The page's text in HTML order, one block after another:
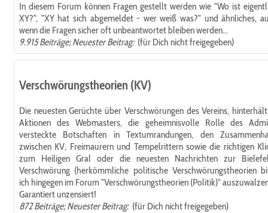
In diesem Forum können Fragen gestellt werden wie "Wo ist
XY?", "XY hat sich abgemeldet - wer weiß was?" und ähnliches,
wenn die Fragen sicher oft unbeantwortet bleiben werden...
9.915 Beiträge; Neuester Beitrag:(für Dich nicht freigegeben)
Verschwörungstheorien (KV)
Die neuesten Gerüchte über Verschwörungen des Vereins,
Aktionen des Webmasters, die geheimnisvolle Rolle des
versteckte Botschaften in Textumrandungen, den
zwischen KV, Freimaurern und Tempelrittern sowie die richtigen
zum Heiligen Gral oder die neuesten Nachrichten zur
Verschwörung (herkömmliche politische Verschwörungstheorien
ich hingegen im Forum "Verschwörungstheorien (Politik)"
Garantiert unzensiert!
872 Beiträge; Neuester Beitrag:(für Dich nicht freigegeben)